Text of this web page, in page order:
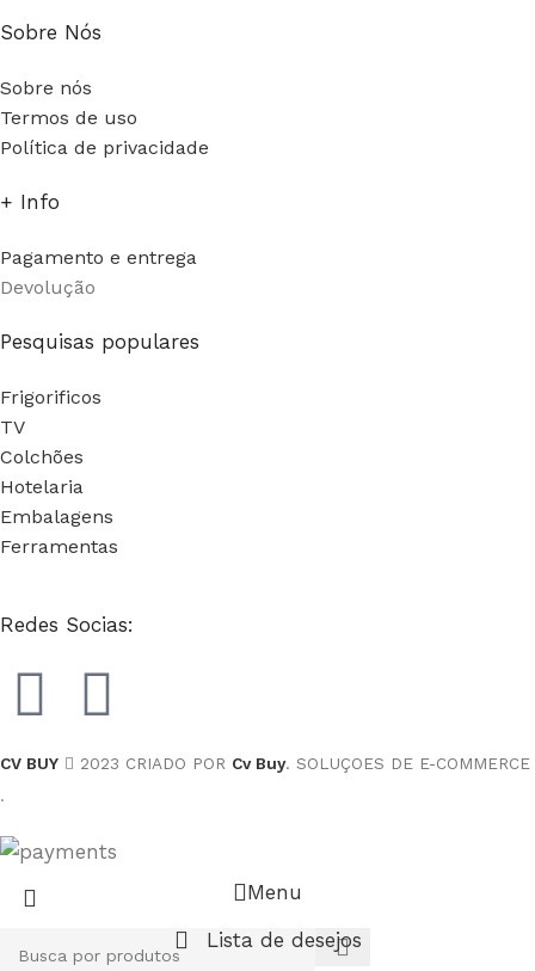
Sobre Nós
Sobre nós
Termos de uso
Política de privacidade
+ Info
Pagamento e entrega
Devolução
Pesquisas populares
Frigorificos
TV
Colchões
Hotelaria
Embalagens
Ferramentas
Redes Socias:
CV BUY 2023 CRIADO POR Cv Buy. SOLUÇOES DE E-COMMERCE
.
Menu
Lista de desejos